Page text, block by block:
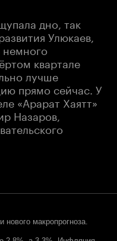
дно, так
Улюкаев,
немного
квартале
лучше
прямо сейчас. У
«Арарат Хаятт»
Назаров,
макропрогноза.